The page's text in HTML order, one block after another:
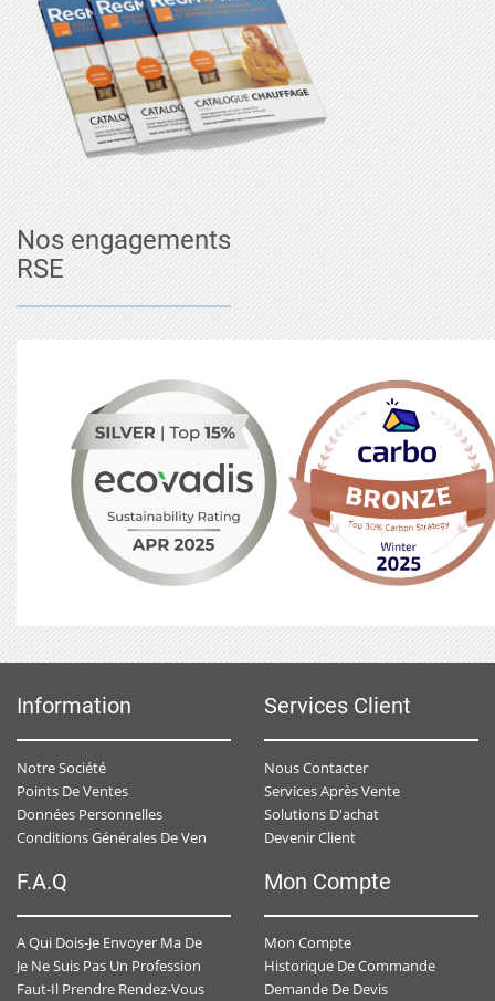
Nos engagements
RSE
Information
Notre Société
Points De Ventes
Données Personnelles
Services Client
Nous Contacter
Services Après Vente
Solutions D'achat
Devenir Client
F.A.Q Mon Compte
Mon Compte
Historique De Commande
Demande De Devis